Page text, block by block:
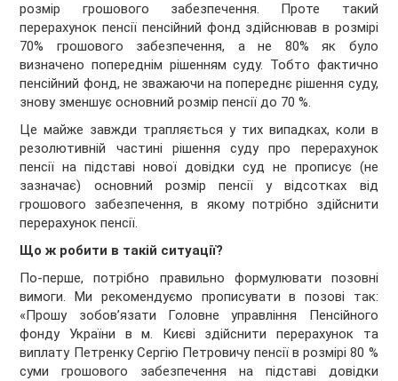
розмір грошового забезпечення. Проте такий
перерахунок пенсії пенсійний фонд здійснював в розмірі
70% грошового забезпечення, а не 80% як було
визначено попереднім рішенням суду. Тобто фактично
пенсійний фонд, не зважаючи на попереднє рішення суду,
знову зменшує основний розмір пенсії до 70 %.
Це майже завжди трапляється у тих випадках, коли в
резолютивній частині рішення суду про перерахунок
пенсії на підставі нової довідки суд не прописує (не
зазначає) основний розмір пенсії у відсотках від
грошового забезпечення, в якому потрібно здійснити
перерахунок пенсії.
Що ж робити в такій ситуації?
По-перше, потрібно правильно формулювати позовні
вимоги. Ми рекомендуємо прописувати в позові так:
«Прошу зобовʼязати Головне управління Пенсійного
фонду України в м. Києві здійснити перерахунок та
виплату Петренку Сергію Петровичу пенсії в розмірі 80 %
суми грошового забезпечення на підставі довідки